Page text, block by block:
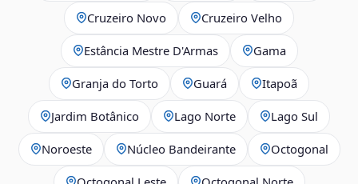
Cruzeiro Novo Cruzeiro Velho
Estância Mestre D'Armas Gama
Granja do Torto Guará Itapoã
Jardim Botânico Lago Norte Lago Sul
Noroeste Núcleo Bandeirante Octogonal